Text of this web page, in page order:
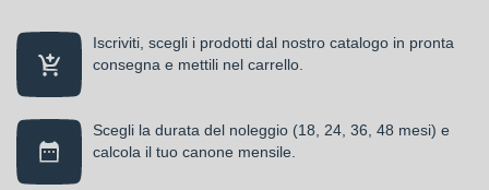
Iscriviti, scegli i prodotti dal nostro catalogo in pronta
consegna e mettili nel carrello.
Scegli la durata del noleggio (18, 24, 36, 48 mesi) e
calcola il tuo canone mensile.